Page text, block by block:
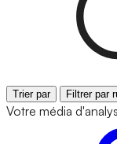
Trier par Filtrer par
Votre média